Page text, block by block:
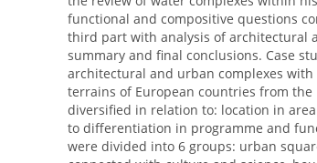
functional and compositive questions
third part with analysis of architectural
summary and final conclusions. Case
architectural and urban complexes
terrains of European countries from the
diversified in relation to: location in
to differentiation in programme and
were divided into 6 groups: urban